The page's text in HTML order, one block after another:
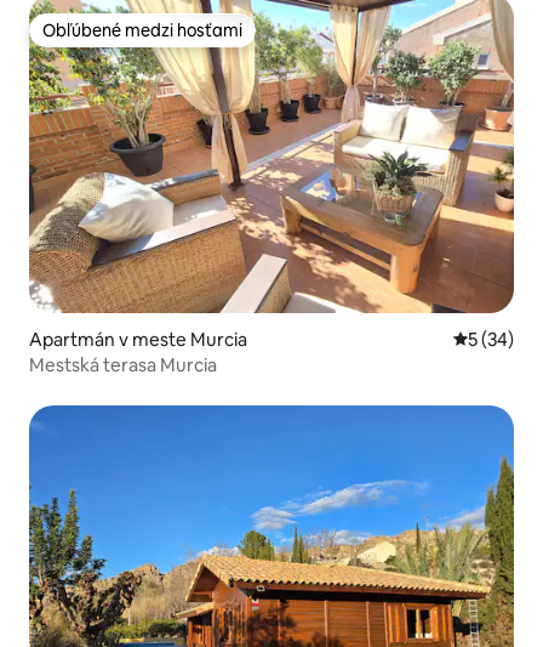
Obľúbené medzi hosťami
Obľúbené medzi hosťami
Apartmán v meste Murcia
5 (34)
Mestská terasa Murcia